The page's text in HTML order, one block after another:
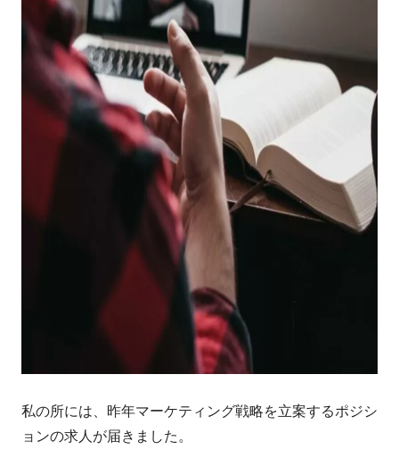
私の所には、昨年マーケティング戦略を立案するポジシ
ョンの求人が届きました。